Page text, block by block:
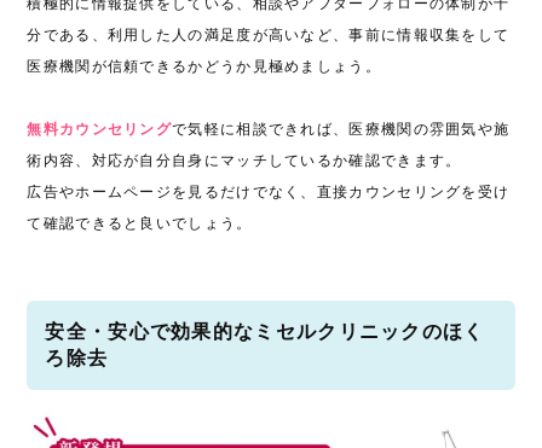
分である、利用した人の満足度が高いなど、事前に情報収集をして
医療機関が信頼できるかどうか見極めましょう。
無料カウンセリングで気軽に相談できれば、医療機関の雰囲気や施
術内容、対応が自分自身にマッチしているか確認できます。
広告やホームページを見るだけでなく、直接カウンセリングを受け
て確認できると良いでしょう。
安全・安心で効果的なミセルクリニックのほく
ろ除去